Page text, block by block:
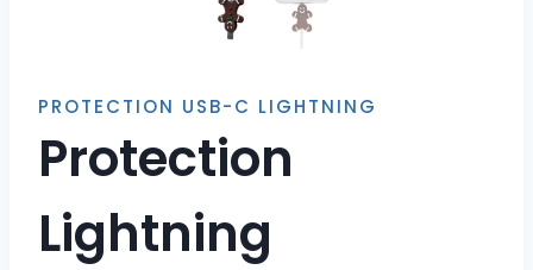
PROTECTION USB-C LIGHTNING
Protection
Lightning